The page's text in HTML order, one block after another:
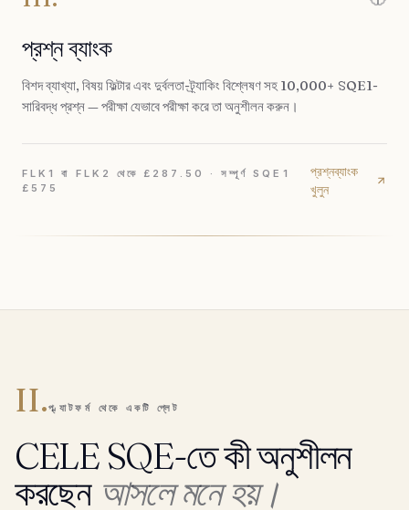
প্রশ্ন ব্যাংক
বিশদ ব্যাখ্যা, বিষয় ফিল্টার এবং দুর্বলতা-ট্র্যাকিং বিশ্লেষণ সহ 10,000+ SQE1-
সারিবদ্ধ প্রশ্ন — পরীক্ষা যেভাবে পরীক্ষা করে তা অনুশীলন করুন।
FLK1 বা FLK2 থেকে £287.50 · সম্পূর্ণ SQE1
£575
প্রশ্নব্যাংক
খুলুন
II.প্ল্যাটফর্ম থেকে একটি প্লেট
CELE SQE-তে কী অনুশীলন
করছেন আসলে মনে হয়।